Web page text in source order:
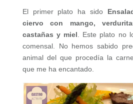
El primer plato ha sido
ciervo con mango,
castañas y miel. Este plato no
comensal. No hemos sabido
animal del que procedía la
que me ha encantado.